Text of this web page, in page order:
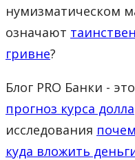
нумизматическом
означают
гривне?
Блог PRO Банки -
прогноз курса
исследования
куда вложить